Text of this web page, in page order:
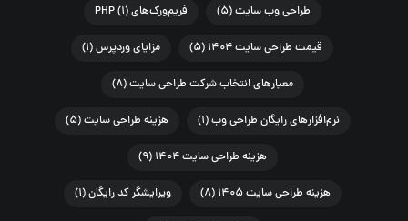
طراحی وب سایت(۵) فریم‌ورک‌های PHP(۱)
قیمت طراحی سایت ۱۴۰۴ (۵) مزایای وردپرس(۱)
معیارهای انتخاب شرکت طراحی سایت(۸)
نرم‌افزارهای رایگان طراحی وب(۱) هزینه طراحی سایت(۵)
هزینه طراحی سایت ۱۴۰۴ (۹)
هزینه طراحی سایت ۱۴۰۵ (۸) ویرایشگر کد رایگان(۱)